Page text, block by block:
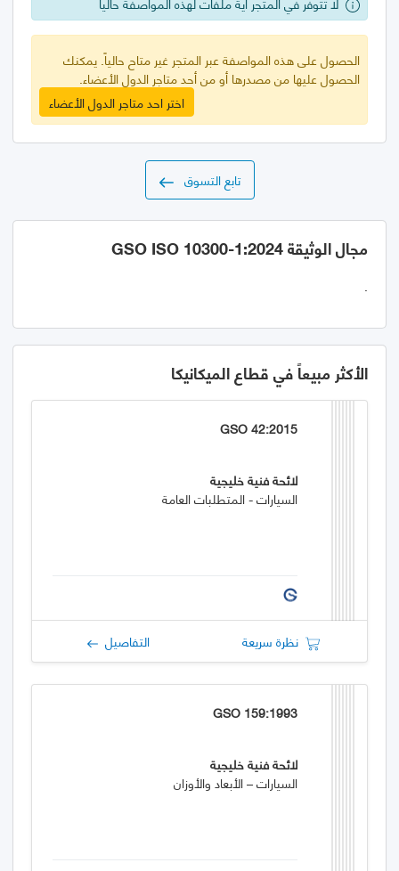
الحصول على هذه المواصفة عبر المتجر غير متاح حالياً. يمكنك
الحصول عليها من مصدرها أو من أحد متاجر الدول الأعضاء.
اختر احد متاجر الدول الأعضاء
تابع التسوق
مجال الوثيقة GSO ISO 10300-1:2024
.
الأكثر مبيعاً في قطاع الميكانيكا
GSO 42:2015
لائحة فنية خليجية
السيارات - المتطلبات العامة
نظرة سريعة التفاصيل
GSO 159:1993
لائحة فنية خليجية
السيارات – الأبعاد والأوزان